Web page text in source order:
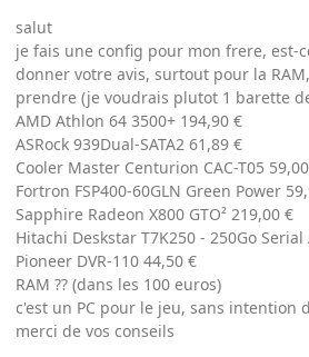
salut
je fais une config pour mon frere, est-
donner votre avis, surtout pour la
prendre (je voudrais plutot 1 barette
AMD Athlon 64 3500+ 194,90 €
ASRock 939Dual-SATA2 61,89 €
Cooler Master Centurion CAC-T05
Fortron FSP400-60GLN Green Power
Sapphire Radeon X800 GTO² 219,00 €
Hitachi Deskstar T7K250 - 250Go Serial
Pioneer DVR-110 44,50 €
RAM ?? (dans les 100 euros)
c'est un PC pour le jeu, sans intention
merci de vos conseils